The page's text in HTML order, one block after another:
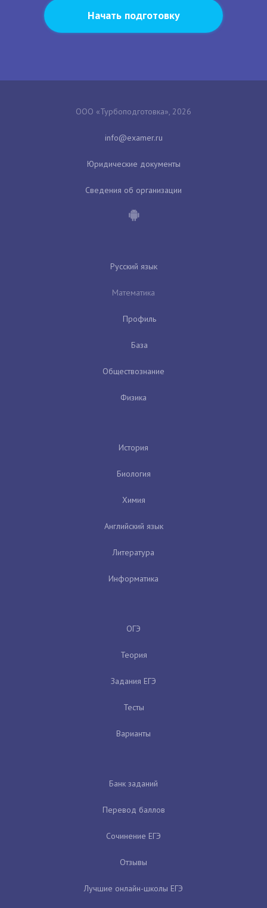
Начать подготовку
ООО «Турбоподготовка», 2026
Юридические документы
Сведения об организации
Русский язык
Математика
Профиль
База
Обществознание
Физика
История
Биология
Химия
Английский язык
Литература
Информатика
ОГЭ
Теория
Задания ЕГЭ
Тесты
Варианты
Банк заданий
Перевод баллов
Сочинение ЕГЭ
Отзывы
Лучшие онлайн-школы ЕГЭ